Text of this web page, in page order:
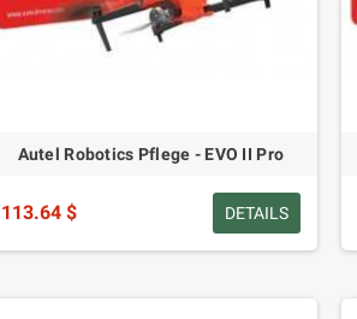
Autel Robotics Pflege - EVO II Pro
113.64 $ DETAILS